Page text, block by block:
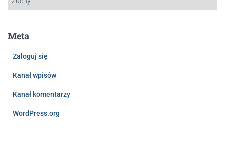
Meta
Zaloguj się
Kanał wpisów
Kanał komentarzy
WordPress.org